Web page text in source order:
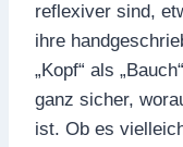
reflexiver sind,
ihre
„Kopf“ als
ganz sicher,
ist. Ob es